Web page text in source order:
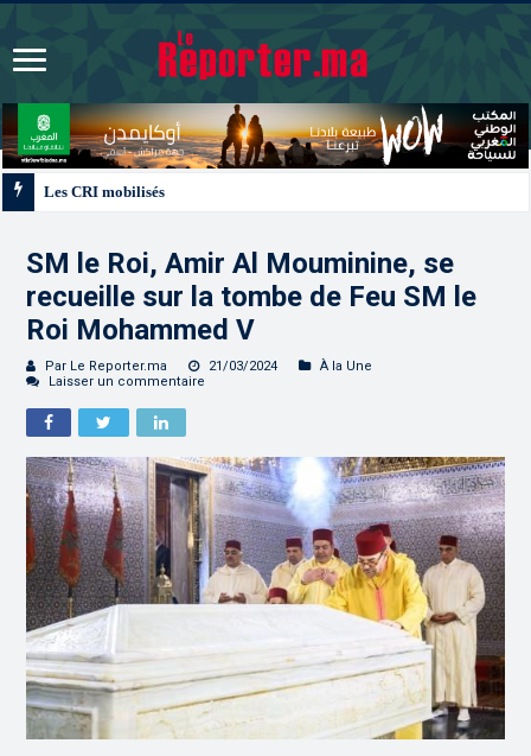
SM le Roi, Amir Al Mouminine, se
recueille sur la tombe de Feu SM le
Roi Mohammed V
Par Le Reporter.ma 21/03/2024
À la Une
Laisser un commentaire